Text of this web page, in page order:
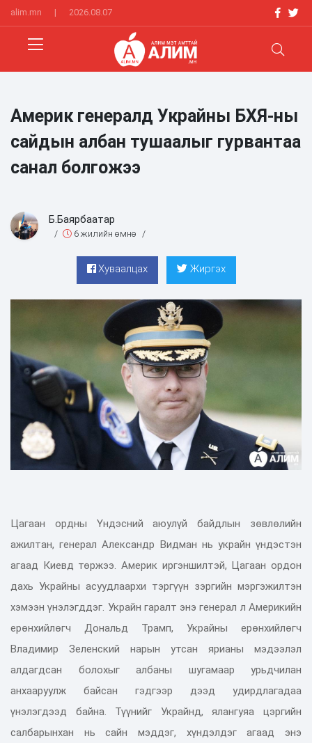
alim.mn | 2026.08.07
Америк генералд Украйны БХЯ-ны
сайдын албан тушаалыг гурвантаа
санал болгожээ
Б.Баярбаатар
/ 6 жилийн өмнө /
Хуваалцах Жиргэх
Цагаан ордны Үндэсний аюулүй байдлын зөвлөлийн
ажилтан, генерал Александр Видман нь украйн үндэстэн
агаад Киевд төржээ. Америк иргэншилтэй, Цагаан ордон
дахь Украйны асуудлаархи тэргүүн зэргийн мэргэжилтэн
хэмээн үнэлэгддэг. Украйн гаралт энэ генерал л Америкийн
ерөнхийлөгч Дональд Трамп, Украйны ерөнхийлөгч
Владимир Зеленский нарын утсан ярианы мэдээлэл
алдагдсан болохыг албаны шугамаар урьдчилан
анхааруулж байсан гэдгээр дээд удирдлагадаа
үнэлэгдээд байна. Түүнийг Украйнд, ялангуяа цэргийн
салбарынхан нь сайн мэддэг, хүндэлдэг агаад энэ